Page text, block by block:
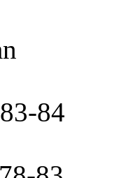
84